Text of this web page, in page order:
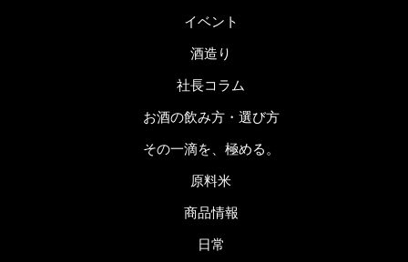
イベント
酒造り
社長コラム
お酒の飲み方・選び方
その一滴を、極める。
原料米
商品情報
日常